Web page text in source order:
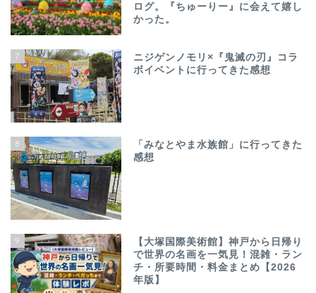
ログ。『ちゅーりー』に会えて嬉し
かった。
7
ニジゲンノモリ×『鬼滅の刃』コラ
ボイベントに行ってきた感想
8
「みなとやま水族館」に行ってきた
感想
9
【大塚国際美術館】神戸から日帰り
で世界の名画を一気見！混雑・ラン
チ・所要時間・料金まとめ【2026
年版】